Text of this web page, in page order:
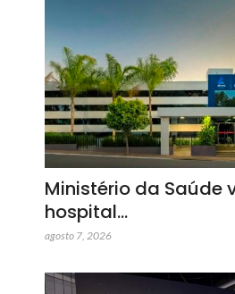
Ministério da Saúde
hospital…
agosto 7, 2026